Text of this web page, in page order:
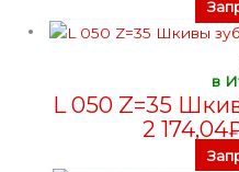
в
L 050 Z=35
2 174,04